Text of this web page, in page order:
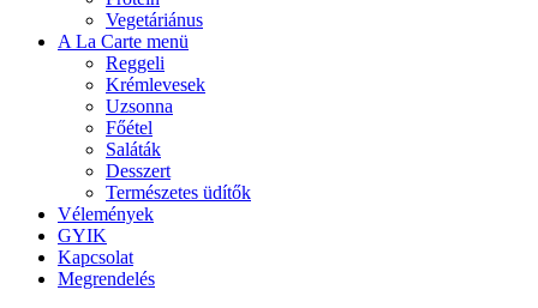
Vegetáriánus
A La Carte menü
Reggeli
Krémlevesek
Uzsonna
Főétel
Saláták
Desszert
Természetes üdítők
Vélemények
GYIK
Kapcsolat
Megrendelés